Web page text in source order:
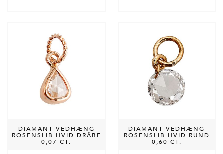
DIAMANT VEDHÆNG
ROSENSLIB HVID DRÅBE
0,07 CT.
DIAMANT VEDHÆNG
ROSENSLIB HVID RUND
0,60 CT.